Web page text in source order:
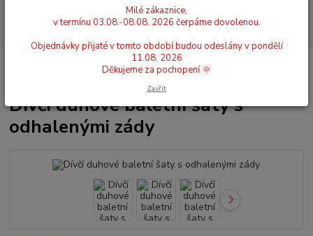
Hledat
Dívčí taneční trikoty, dresy se sukní
Dívčí duhové baletní šaty s
Dívčí duhové baletní šaty s
odhalenými zády
Milé zákaznice,
v termínu 03.08.-08.08. 2026 čerpáme dovolenou.
Objednávky přijaté v tomto období budou odeslány v pondělí
11.08. 2026
Děkujeme za pochopení 🌞
Zavřít